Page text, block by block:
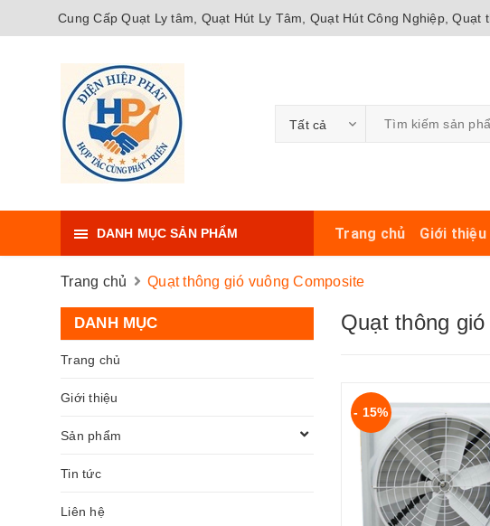
Cung Cấp Quạt Ly tâm, Quạt Hút Ly Tâm, Quạt Hút Công Nghiệp, Quạt
Tất cả
DANH MỤC SẢN PHẨM Trang chủ Giới thiệu
Trang chủ Quạt thông gió vuông Composite
Quạt thông
- 15%
DANH MỤC
Trang chủ
Giới thiệu
Sản phẩm
Tin tức
Liên hệ